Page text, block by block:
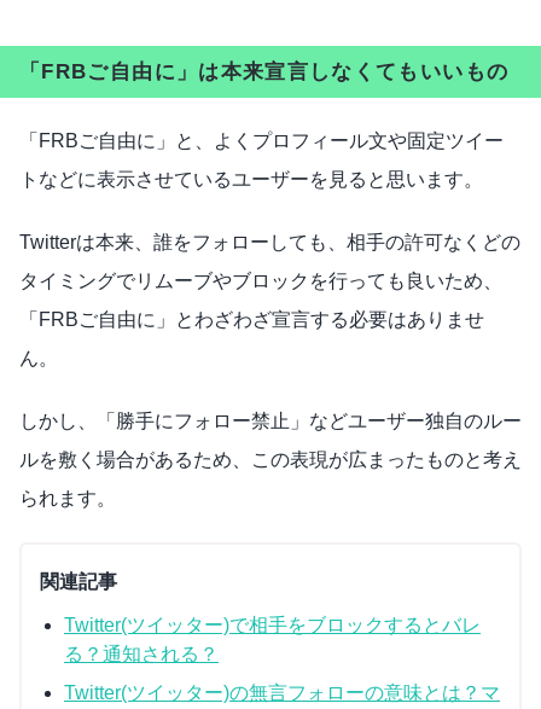
「FRBご自由に」は本来宣言しなくてもいいもの
「FRBご自由に」と、よくプロフィール文や固定ツイー
トなどに表示させているユーザーを見ると思います。
Twitterは本来、誰をフォローしても、相手の許可なくどの
タイミングでリムーブやブロックを行っても良いため、
「FRBご自由に」とわざわざ宣言する必要はありませ
ん。
しかし、「勝手にフォロー禁止」などユーザー独自のルー
ルを敷く場合があるため、この表現が広まったものと考え
られます。
関連記事
Twitter(ツイッター)で相手をブロックするとバレ
る？通知される？
Twitter(ツイッター)の無言フォローの意味とは？マ